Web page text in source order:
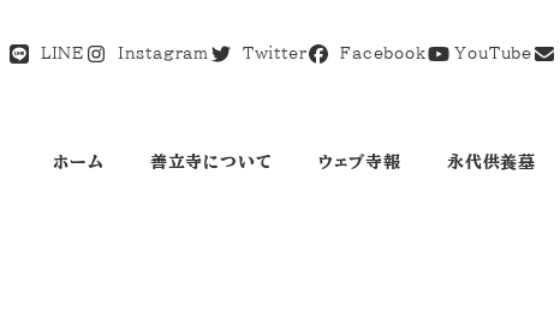
LINE Instagram Twitter Facebook YouTube
ホーム 善立寺について ウェブ寺報 永代供養墓